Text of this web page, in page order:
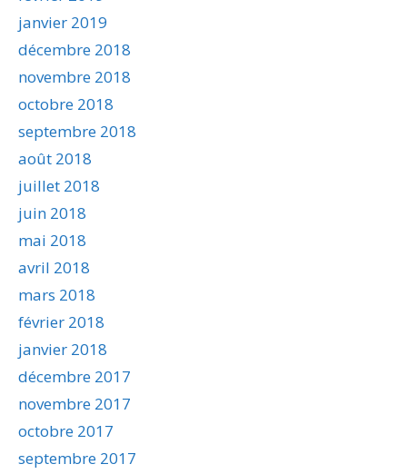
janvier 2019
décembre 2018
novembre 2018
octobre 2018
septembre 2018
août 2018
juillet 2018
juin 2018
mai 2018
avril 2018
mars 2018
février 2018
janvier 2018
décembre 2017
novembre 2017
octobre 2017
septembre 2017